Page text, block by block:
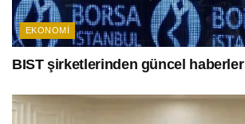
EKONOMI
BIST şirketlerinden güncel haberler